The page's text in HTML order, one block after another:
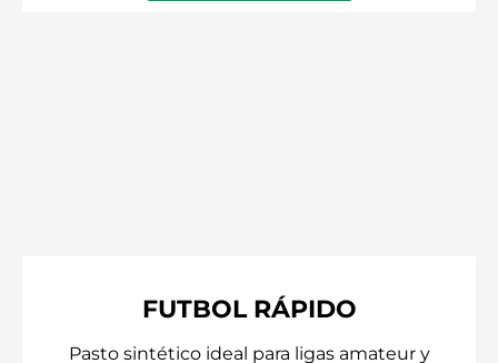
FUTBOL RÁPIDO
Pasto sintético ideal para ligas amateur y